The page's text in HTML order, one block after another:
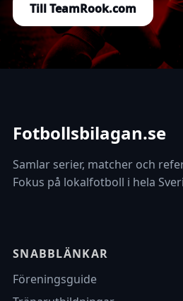
Till TeamRook.com
Fotbollsbilagan.se
Samlar serier, matcher och
Fokus på lokalfotboll i hela
SNABBLÄNKAR
Föreningsguide